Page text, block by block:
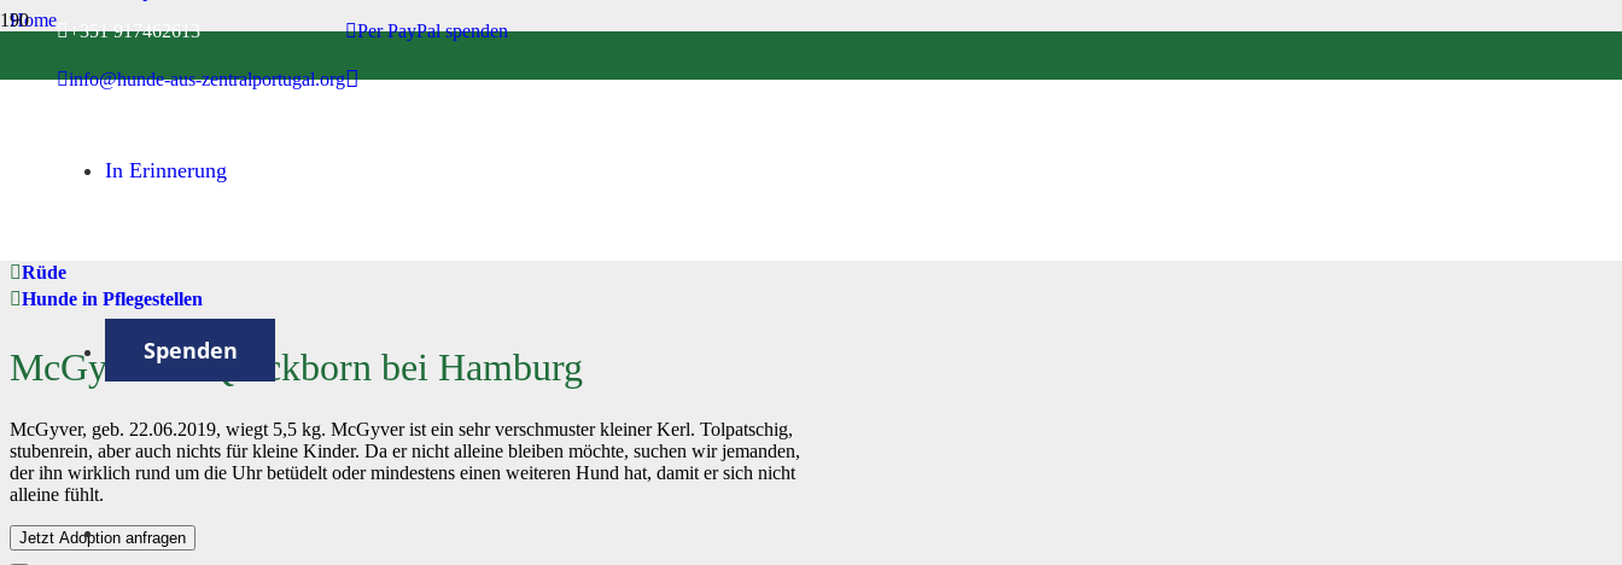
+351 917462613
info@hunde-aus-zentralportugal.org
Per PayPal spenden
In Erinnerung
Spenden
Home
Hunde in Pflegestellen
Rüde
Hunde in Pflegestellen
McGyver in Quickborn bei Hamburg
McGyver, geb. 22.06.2019, wiegt 5,5 kg. McGyver ist ein sehr verschmuster kleiner Kerl. Tolpatschig,
stubenrein, aber auch nichts für kleine Kinder. Da er nicht alleine bleiben möchte, suchen wir jemanden,
der ihn wirklich rund um die Uhr betüdelt oder mindestens einen weiteren Hund hat, damit er sich nicht
alleine fühlt.
Jetzt Adoption anfragen